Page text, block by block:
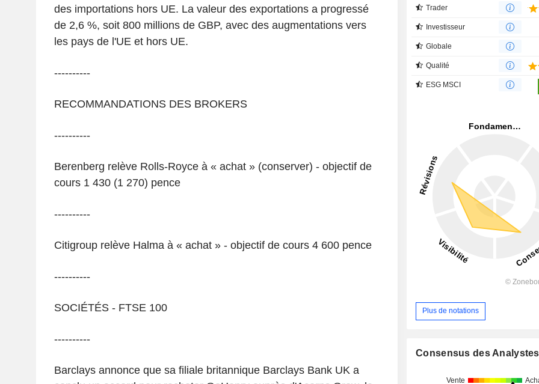
des importations hors UE. La valeur des exportations a progressé
de 2,6 %, soit 800 millions de GBP, avec des augmentations vers
les pays de l'UE et hors UE.
----------
RECOMMANDATIONS DES BROKERS
----------
Berenberg relève Rolls-Royce à « achat » (conserver) - objectif de
cours 1 430 (1 270) pence
----------
Citigroup relève Halma à « achat » - objectif de cours 4 600 pence
----------
SOCIÉTÉS - FTSE 100
----------
Barclays annonce que sa filiale britannique Barclays Bank UK a
Trader
Investisseur
Globale
Qualité
ESG MSCI
Plus de notations
Consensus des Analystes
Vente